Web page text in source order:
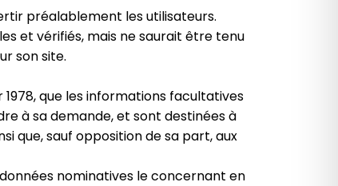
préalablement les utilisateurs.
et vérifiés, mais ne saurait être tenu
son site.
que les informations facultatives
à sa demande, et sont destinées à
que, sauf opposition de sa part, aux
nominatives le concernant en